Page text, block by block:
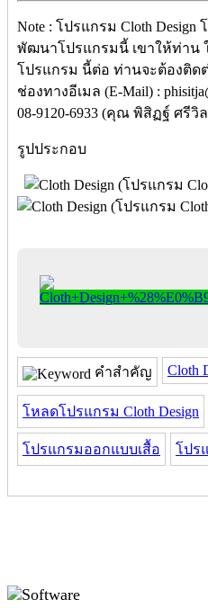
Note : โปรแกรม Cloth
พัฒนาโปรแกรมนี้ เขาให้ท่าน
โปรแกรม นี้ต่อ ท่านจะต้องติด
ช่องทางอีเมล (E-Mail) :
08-9120-6933 (คุณ พิสิฏฐ์ ศรี
รูปประกอบ
คำสำคัญ Cloth
โหลดโปรแกรม Cloth Design
โปรแกรมออกแบบเสื้อ โปร